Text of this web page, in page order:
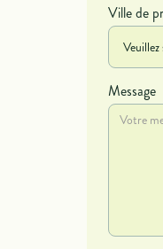
Ville de
Message